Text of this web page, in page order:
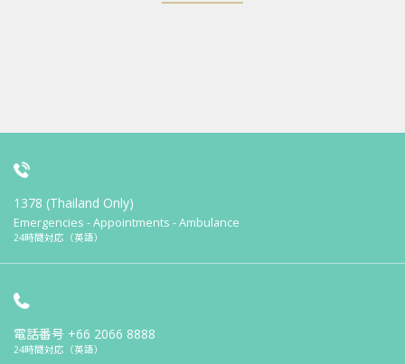
1378 (Thailand Only)
Emergencies - Appointments - Ambulance
24時間対応（英語）
電話番号 +66 2066 8888
24時間対応（英語）